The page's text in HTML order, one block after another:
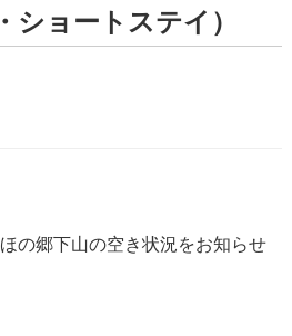
ショートステイ）
の郷下山の空き状況をお知らせ